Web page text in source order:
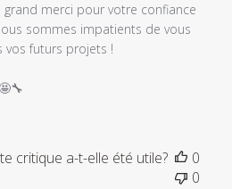
grand merci pour votre confiance
sommes impatients de vous
vos futurs projets !
critique a-t-elle été utile?
0
0